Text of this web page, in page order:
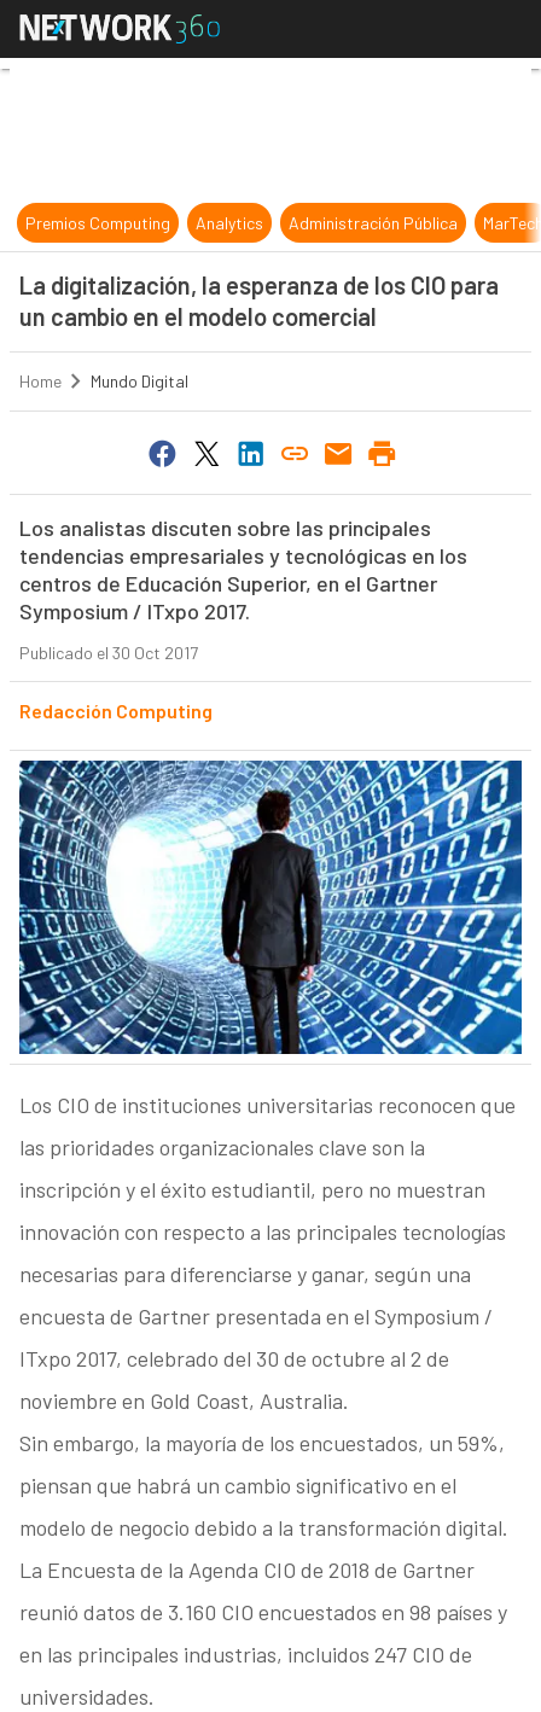
La digitalización, la esperanza de
Premios Computing Analytics Administración Pública
La digitalización, la esperanza de los CIO para
un cambio en el modelo comercial
Home Mundo Digital
Los analistas discuten sobre las principales
tendencias empresariales y tecnológicas en los
centros de Educación Superior, en el Gartner
Symposium / ITxpo 2017.
Publicado el 30 Oct 2017
Redacción Computing
Los CIO de instituciones universitarias reconocen que
las prioridades organizacionales clave son la
inscripción y el éxito estudiantil, pero no muestran
innovación con respecto a las principales tecnologías
necesarias para diferenciarse y ganar, según una
encuesta de Gartner presentada en el Symposium /
ITxpo 2017, celebrado del 30 de octubre al 2 de
noviembre en Gold Coast, Australia.
Sin embargo, la mayoría de los encuestados, un 59%,
piensan que habrá un cambio significativo en el
modelo de negocio debido a la transformación digital.
La Encuesta de la Agenda CIO de 2018 de Gartner
reunió datos de 3.160 CIO encuestados en 98 países y
en las principales industrias, incluidos 247 CIO de
universidades.